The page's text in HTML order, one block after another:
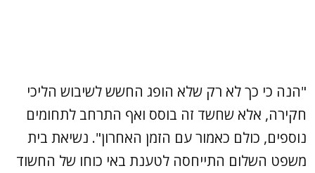
"הנה כי כך לא רק שלא הופג החשש לשיבוש הליכי
חקירה, אלא שחשד זה בוסס ואף התרחב לתחומים
נוספים, כולם כאמור עם הזמן האחרון". נשיאת בית
משפט השלום התייחסה לטענת באי כוחו של החשוד